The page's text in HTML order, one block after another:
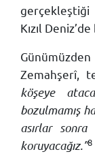
gerçekleştiği
Kızıl
Zemahşerî,
köşeye
bozulmamış
asırlar
koruyacağız.”8